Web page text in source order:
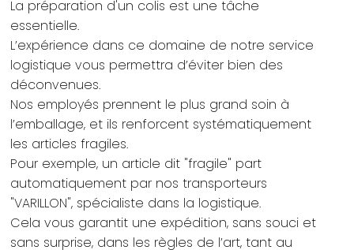
La préparation d'un colis est une tâche
essentielle.
L’expérience dans ce domaine de notre service
logistique vous permettra d’éviter bien des
déconvenues.
Nos employés prennent le plus grand soin à
l’emballage, et ils renforcent systématiquement
les articles fragiles.
Pour exemple, un article dit "fragile" part
automatiquement par nos transporteurs
"VARILLON", spécialiste dans la logistique.
Cela vous garantit une expédition, sans souci et
sans surprise, dans les règles de l’art, tant au